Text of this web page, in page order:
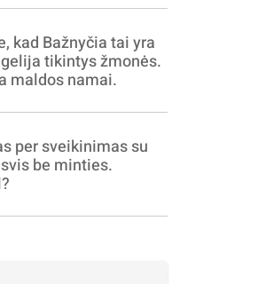
nežinau,
oro virpinimas,
milijonus vagia
aferistai,
Vilnuje
kad Bažnyčia tai yra
tikintys žmonės.
maldos namai.
per sveikinimas su
be minties.